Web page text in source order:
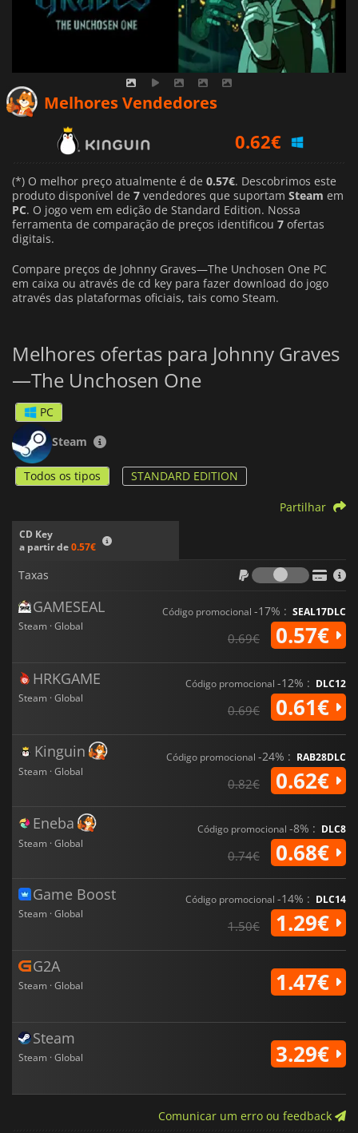
Melhores Vendedores
0.68€
0.57€
(*) O melhor preço atualmente é de 0.57€. Descobrimos este
produto disponível de 7 vendedores que suportam Steam em
PC. O jogo vem em edição de Standard Edition. Nossa
ferramenta de comparação de preços identificou 7 ofertas
digitais.
Compare preços de Johnny Graves—The Unchosen One PC
em caixa ou através de cd key para fazer download do jogo
através das plataformas oficiais, tais como Steam.
Melhores ofertas para Johnny Graves
—The Unchosen One
PC
Steam
Todos os tipos STANDARD EDITION
CD Key
a partir de0.57€
Partilhar
Taxas
Taxas
GAMESEAL
Steam · Global
Código promocional -17% : SEAL17DLC
0.69€ 0.57€
HRKGAME
Steam · Global
Código promocional -12% : DLC12
0.69€ 0.61€
Kinguin
Steam · Global
Código promocional -24% : RAB28DLC
0.82€ 0.62€
Eneba
Steam · Global
Código promocional -8% : DLC8
0.74€ 0.68€
Game Boost
Steam · Global
Código promocional -14% : DLC14
1.50€ 1.29€
G2A
Steam · Global 1.47€
Steam
Steam · Global 3.29€
Comunicar um erro ou feedback